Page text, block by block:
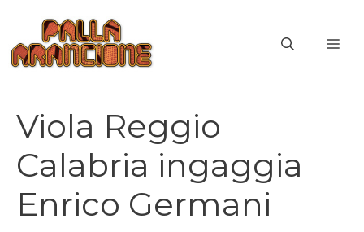
contenuto
Viola Reggio
Calabria ingaggia
Enrico Germani